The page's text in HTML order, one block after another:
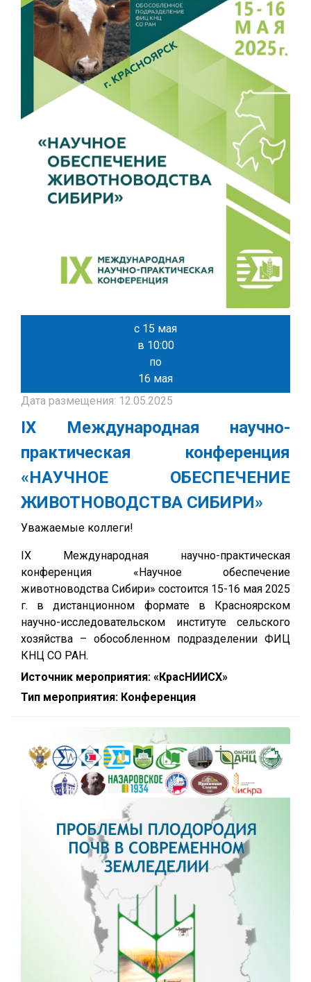
с 15 мая
в 10:00
по
16 мая
Дата размещения: 12.05.2025
IX Международная научно-
практическая конференция
«НАУЧНОЕ ОБЕСПЕЧЕНИЕ
ЖИВОТНОВОДСТВА СИБИРИ»
Уважаемые коллеги!
IX Международная научно-практическая
конференция «Научное обеспечение
животноводства Сибири» состоится 15-16 мая 2025
г. в дистанционном формате в Красноярском
научно-исследовательском институте сельского
хозяйства – обособленном подразделении ФИЦ
КНЦ СО РАН.
Источник мероприятия: «КрасНИИСХ»
Тип мероприятия: Конференция